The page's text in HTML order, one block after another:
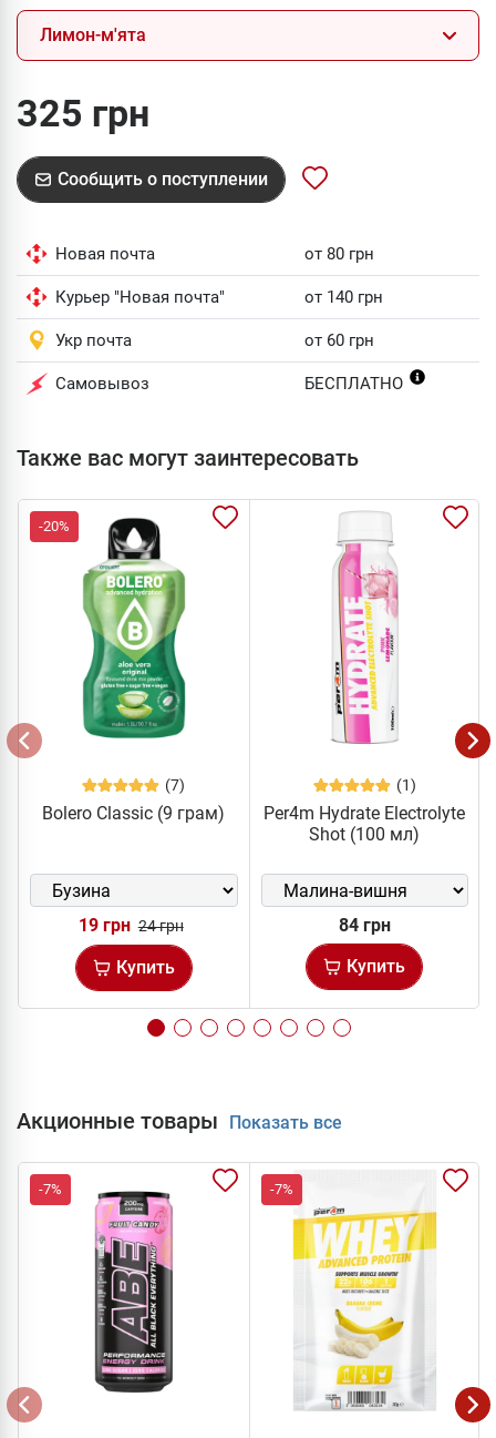
Лимон-м'ята
325 грн
Сообщить о поступлении
Новая почта от 80 грн
Курьер "Новая почта" от 140 грн
Укр почта от 60 грн
Самовывоз БЕСПЛАТНО
Также вас могут заинтересовать
-20%
(7)
Bolero Classic (9 грам)
19 грн 24 грн
Купить
(1)
Per4m Hydrate Electrolyte
Shot (100 мл)
84 грн
Купить
Акционные товары Показать все
-7% -7%